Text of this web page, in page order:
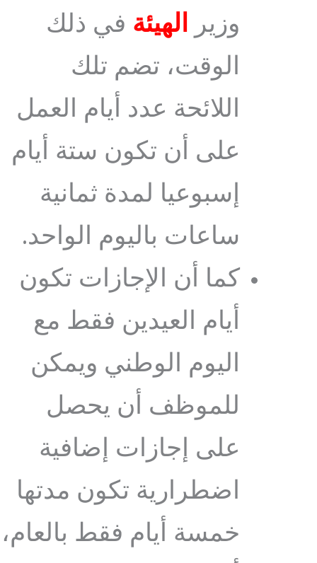
وزير الهيئة في ذلك
الوقت، تضم تلك
اللائحة عدد أيام العمل
على أن تكون ستة أيام
إسبوعيا لمدة ثمانية
ساعات باليوم الواحد.
كما أن الإجازات تكون
أيام العيدين فقط مع
اليوم الوطني ويمكن
للموظف أن يحصل
على إجازات إضافية
اضطرارية تكون مدتها
خمسة أيام فقط بالعام،